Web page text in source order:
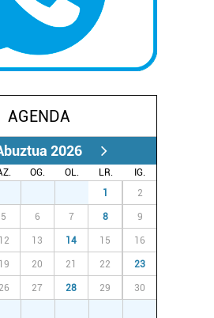
AGENDA
2026
OG. OL. LR.
IG.
1 2
5 6 7 8 9
12 13 14 15 16
19 20 21 22 23
26 27 28 29 30